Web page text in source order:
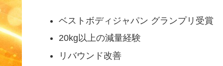
ベストボディジャパン グランプリ受賞
20kg以上の減量経験
リバウンド改善